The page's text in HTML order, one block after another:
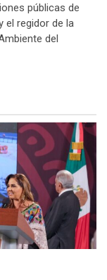
públicas de
el regidor de la
del